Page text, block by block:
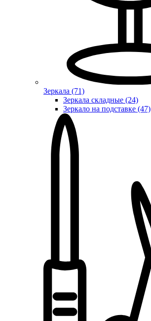
Зеркала (71)
Зеркала складные (24)
Зеркало на подставке (47)